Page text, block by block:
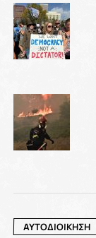
ΑΥΤΟΔΙΟΙΚΗΣΗ